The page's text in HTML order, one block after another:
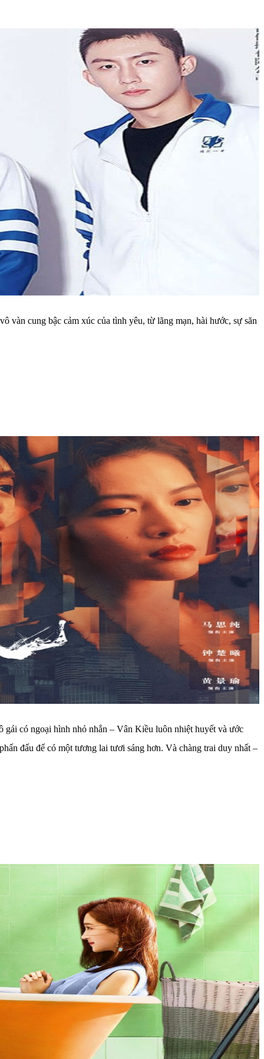
vàn cung bậc cảm xúc của tình yêu, từ lãng mạn, hài hước, sự săn
có ngoại hình nhỏ nhắn – Vân Kiều luôn nhiệt huyết và ước
đấu để có một tương lai tươi sáng hơn. Và chàng trai duy nhất –